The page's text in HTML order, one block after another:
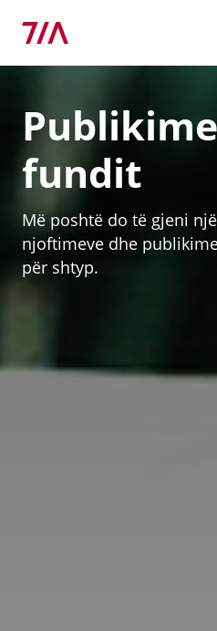
fundit
Më poshtë do të gjeni
njoftimeve dhe
për shtyp.